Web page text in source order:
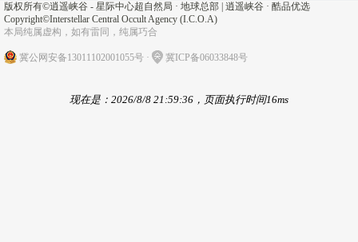
版权所有©逍遥峡谷 - 星际中心超自然局 · 地球总部 逍遥峡谷 · 酷品优选
Copyright©Interstellar Central Occult Agency (I.C.O.A)
本局纯属虚构，如有雷同，纯属巧合
冀公网安备13011102001055号 · 冀ICP备06033848号
现在是：2026/8/8 21:59:36，页面执行时间16ms